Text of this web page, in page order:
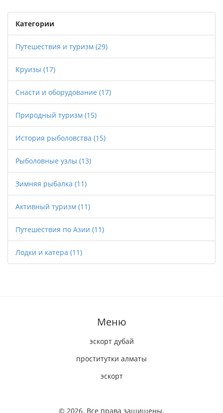
Категории
Путешествия и туризм (29)
Круизы (17)
Снасти и оборудование (17)
Природный туризм (15)
История рыболовства (15)
Рыболовные узлы (13)
Зимняя рыбалка (11)
Активный туризм (11)
Путешествия по Азии (11)
Лодки и катера (11)
Меню
эскорт дубай
проститутки алматы
эскорт
© 2026. Все права защищены.